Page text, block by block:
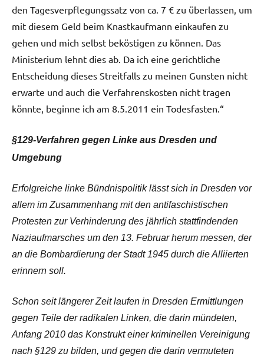
den Tagesverpflegungssatz von ca. 7 € zu überlassen, um
mit diesem Geld beim Knastkaufmann einkaufen zu
gehen und mich selbst beköstigen zu können. Das
Ministerium lehnt dies ab. Da ich eine gerichtliche
Entscheidung dieses Streitfalls zu meinen Gunsten nicht
erwarte und auch die Verfahrenskosten nicht tragen
könnte, beginne ich am 8.5.2011 ein Todesfasten.“
§129-Verfahren gegen Linke aus Dresden und
Umgebung
Erfolgreiche linke Bündnispolitik lässt sich in Dresden vor
allem im Zusammenhang mit den antifaschistischen
Protesten zur Verhinderung des jährlich stattfindenden
Naziaufmarsches um den 13. Februar herum messen, der
an die Bombardierung der Stadt 1945 durch die Alliierten
erinnern soll.
Schon seit längerer Zeit laufen in Dresden Ermittlungen
gegen Teile der radikalen Linken, die darin mündeten,
Anfang 2010 das Konstrukt einer kriminellen Vereinigung
nach §129 zu bilden, und gegen die darin vermuteten